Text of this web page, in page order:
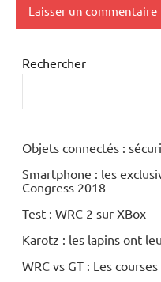
Rechercher
Objets connectés :
Smartphone : les
Congress 2018
Test : WRC 2 sur XBox
Karotz : les lapins ont
WRC vs GT : Les